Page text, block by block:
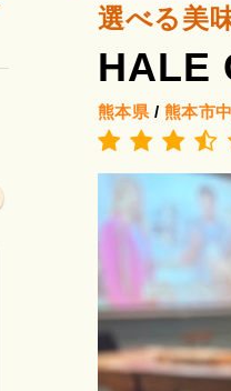
選べる美
HALE
熊本県 / 熊本市